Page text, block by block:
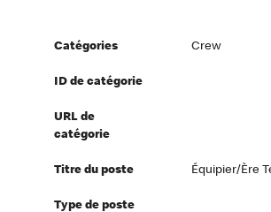
Catégories Crew
ID de catégorie
URL de
catégorie
Titre du poste Équipier/ère
Type de poste